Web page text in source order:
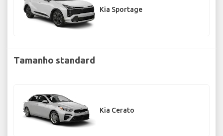
Kia Sportage
Tamanho standard
Kia Cerato